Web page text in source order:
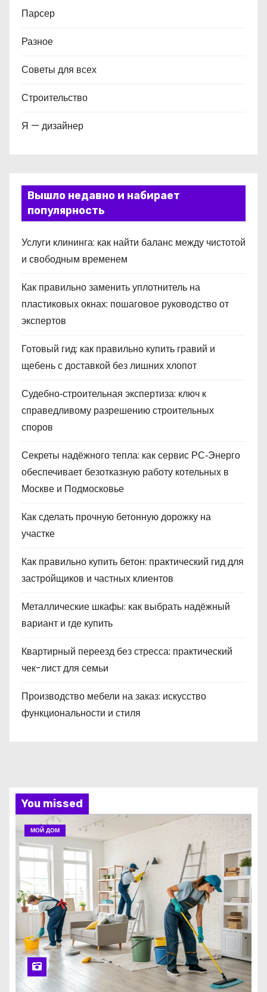
Парсер
Разное
Советы для всех
Строительство
Я — дизайнер
Вышло недавно и набирает
популярность
Услуги клининга: как найти баланс между чистотой
и свободным временем
Как правильно заменить уплотнитель на
пластиковых окнах: пошаговое руководство от
экспертов
Готовый гид: как правильно купить гравий и
щебень с доставкой без лишних хлопот
Судебно‑строительная экспертиза: ключ к
справедливому разрешению строительных
споров
Секреты надёжного тепла: как сервис РС‑Энерго
обеспечивает безотказную работу котельных в
Москве и Подмосковье
Как сделать прочную бетонную дорожку на
участке
Как правильно купить бетон: практический гид для
застройщиков и частных клиентов
Металлические шкафы: как выбрать надёжный
вариант и где купить
Квартирный переезд без стресса: практический
чек-лист для семьи
Производство мебели на заказ: искусство
функциональности и стиля
You missed
МОЙ ДОМ